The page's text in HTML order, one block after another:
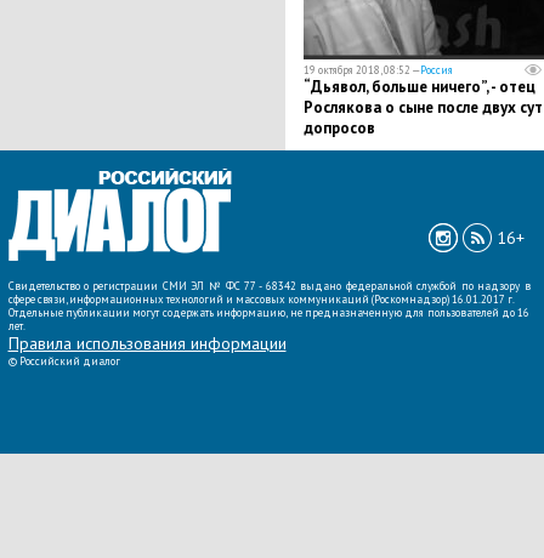
19 октября 2018, 08:52 —Россия
“Дьявол, больше ничего”, - отец
Рослякова о сыне после двух
допросов
16+
Свидетельство о регистрации СМИ ЭЛ № ФС 77 - 68342 выдано федеральной службой по надзору в
сфере связи, информационных технологий и массовых коммуникаций (Роскомнадзор) 16.01.2017 г.
Отдельные публикации могут содержать информацию, не предназначенную для пользователей до 16
лет.
Правила использования информации
© Российский диалог